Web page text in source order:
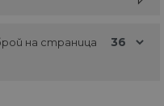
на страница